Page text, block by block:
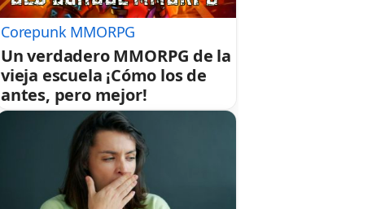
Corepunk MMORPG
Un verdadero MMORPG de la
vieja escuela ¡Cómo los de
antes, pero mejor!